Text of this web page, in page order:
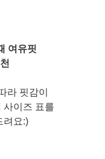
여유핏
라 핏감이
사이즈 표를
려요:)